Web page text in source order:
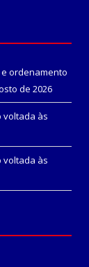
ordenamento
de 2026
voltada às
voltada às